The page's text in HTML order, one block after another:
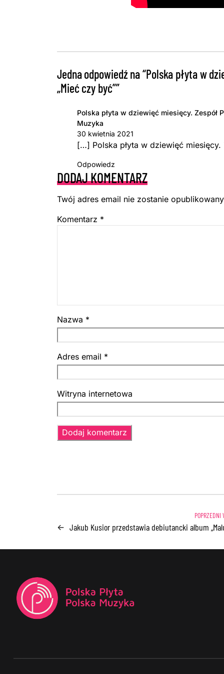
Jedna odpowiedź na “Polska płyta w
„Mieć czy być””
Polska płyta w dziewięć miesięcy. Zespół
Muzyka
30 kwietnia 2021
[…] Polska płyta w dziewięć
Odpowiedz
DODAJ KOMENTARZ
Twój adres email nie zostanie
Komentarz *
Nazwa *
Adres email *
Witryna internetowa
← Jakub Kusior przedstawia debiutancki album